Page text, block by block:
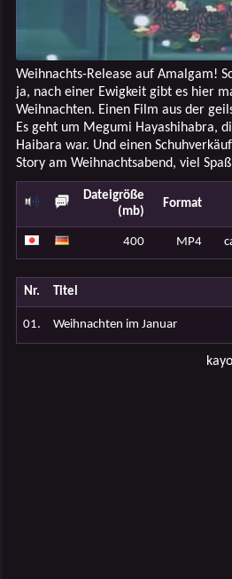
Weihnachts-Release auf Amalgam!
ja, nach einer Ewigkeit gibt es hier
Weihnachten. Einen Film aus der
Es geht um Megumi Hayashihabra,
Haibara war. Und einen
Story am Weihnachtsabend, viel
Dateigröße
(mb)
Format
400 MP4
Nr. Titel
01. Weihnachten im Januar